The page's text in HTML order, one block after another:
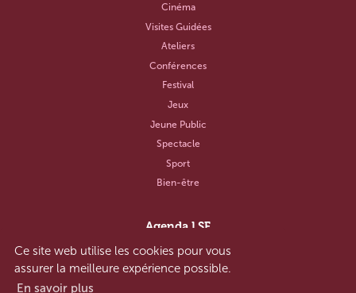
Ce site web utilise les cookies pour vous
assurer la meilleure expérience possible.
En savoir plus
Cinéma
Visites Guidées
Ateliers
Conférences
Festival
Jeux
Jeune Public
Spectacle
Sport
Bien-être
Agenda LSF
Notre concept
Aide et contact